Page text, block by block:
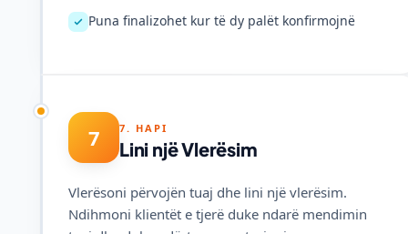
Puna finalizohet kur të dy palët konfirmojnë
7 7. HAPI
Lini një Vlerësim
Vlerësoni përvojën tuaj dhe lini një vlerësim.
Ndihmoni klientët e tjerë duke ndarë mendimin